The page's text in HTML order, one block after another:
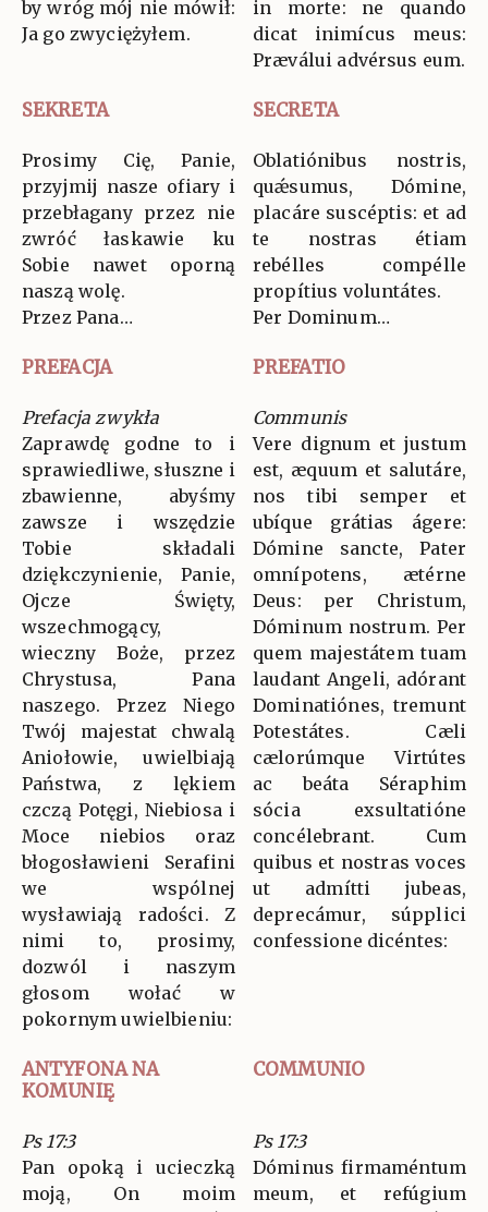
by wróg mój nie mówił:
Ja go zwyciężyłem.
in morte: ne quando
dicat inimícus meus:
Præválui advérsus eum.
SEKRETA SECRETA
Prosimy Cię, Panie,
przyjmij nasze ofiary i
przebłagany przez nie
zwróć łaskawie ku
Sobie nawet oporną
naszą wolę.
Przez Pana…
Oblatiónibus nostris,
quǽsumus, Dómine,
placáre suscéptis: et ad
te nostras étiam
rebélles compélle
propítius voluntátes.
Per Dominum…
PREFACJA PREFATIO
Prefacja zwykła
Zaprawdę godne to i
sprawiedliwe, słuszne i
zbawienne, abyśmy
zawsze i wszędzie
Tobie składali
dziękczynienie, Panie,
Ojcze Święty,
wszechmogący,
wieczny Boże, przez
Chrystusa, Pana
naszego. Przez Niego
Twój majestat chwalą
Aniołowie, uwielbiają
Państwa, z lękiem
czczą Potęgi, Niebiosa i
Moce niebios oraz
błogosławieni Serafini
we wspólnej
wysławiają radości. Z
nimi to, prosimy,
dozwól i naszym
głosom wołać w
pokornym uwielbieniu:
Communis
Vere dignum et justum
est, æquum et salutáre,
nos tibi semper et
ubíque grátias ágere:
Dómine sancte, Pater
omnípotens, ætérne
Deus: per Christum,
Dóminum nostrum. Per
quem majestátem tuam
laudant Angeli, adórant
Dominatiónes, tremunt
Potestátes. Cæli
cælorúmque Virtútes
ac beáta Séraphim
sócia exsultatióne
concélebrant. Cum
quibus et nostras voces
ut admítti jubeas,
deprecámur, súpplici
confessione dicéntes:
ANTYFONA NA
KOMUNIĘ
COMMUNIO
Ps 17:3
Pan opoką i ucieczką
moją, On moim
Ps 17:3
Dóminus firmaméntum
meum, et refúgium